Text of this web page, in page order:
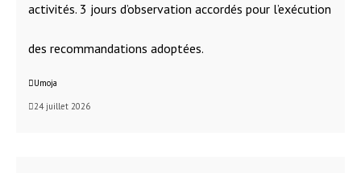
activités. 3 jours d’observation accordés pour l’exécution
des recommandations adoptées.
Umoja
24 juillet 2026